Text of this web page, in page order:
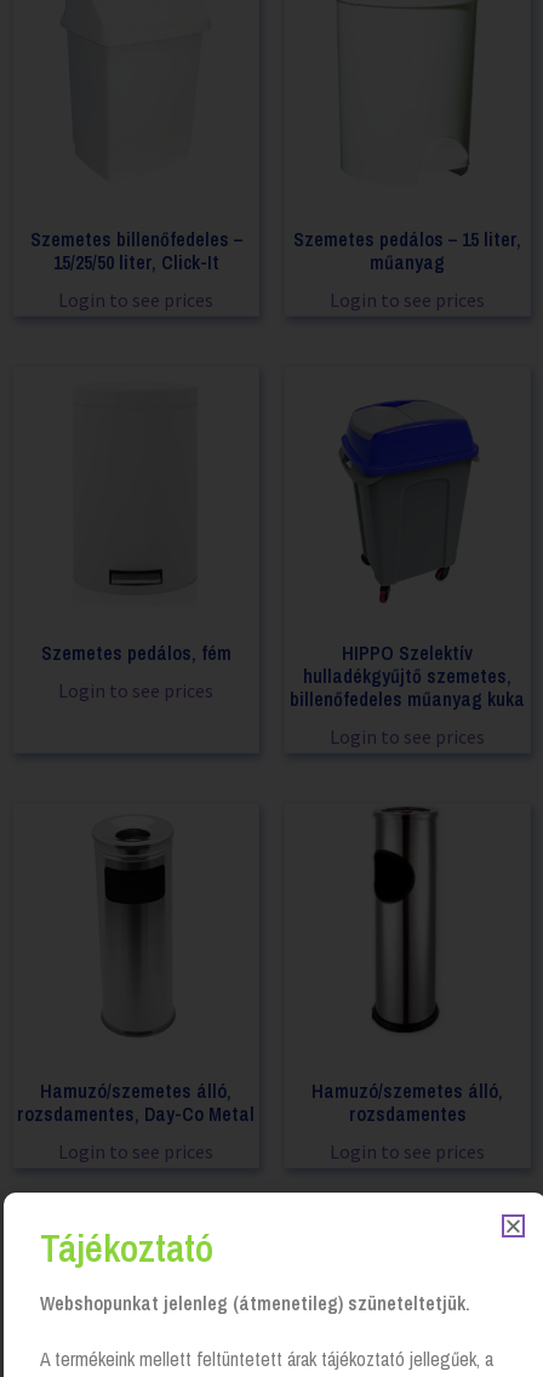
Szemetes billenőfedeles –
15/25/50 liter, Click-It
Login to see prices
Szemetes pedálos – 15 liter,
műanyag
Login to see prices
Szemetes pedálos, fém
Login to see prices
HIPPO Szelektív
hulladékgyűjtő szemetes,
billenőfedeles műanyag kuka
Login to see prices
Hamuzó/szemetes álló,
rozsdamentes, Day-Co Metal
Login to see prices
Hamuzó/szemetes álló,
rozsdamentes
Login to see prices
Tájékoztató
Webshopunkat jelenleg (átmenetileg) szüneteltetjük.
A termékeink mellett feltüntetett árak tájékoztató jellegűek, a